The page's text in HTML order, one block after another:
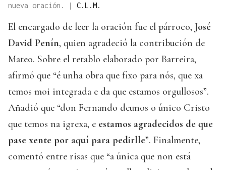
nueva oración.
| C.L.M.
El encargado de leer la oración fue el párroco, José
David Penín, quien agradeció la contribución de
Mateo. Sobre el retablo elaborado por Barreira,
afirmó que “é unha obra que fixo para nós, que xa
temos moi integrada e da que estamos orgullosos”.
Añadió que “don Fernando deunos o único Cristo
que temos na igrexa, e estamos agradecidos de que
pase xente por aquí para pedirlle”. Finalmente,
comentó entre risas que “a única que non está